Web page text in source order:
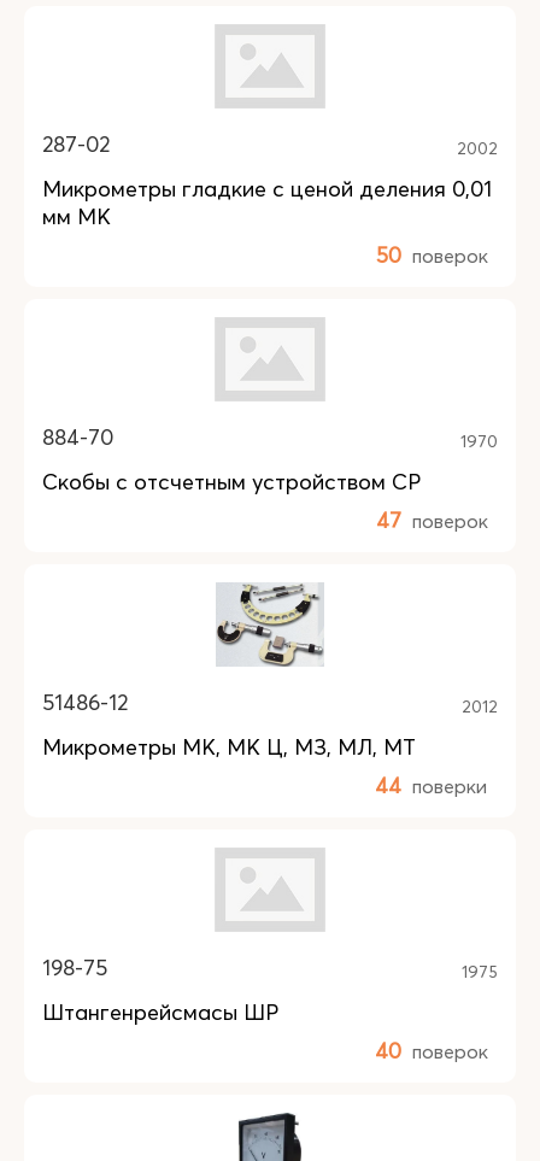
287-02 2002
Микрометры гладкие с ценой деления 0,01
мм МК
50 поверок
884-70 1970
Скобы с отсчетным устройством СР
47 поверок
51486-12 2012
Микрометры МК, МК Ц, МЗ, МЛ, МТ
44 поверки
198-75 1975
Штангенрейсмасы ШР
40 поверок